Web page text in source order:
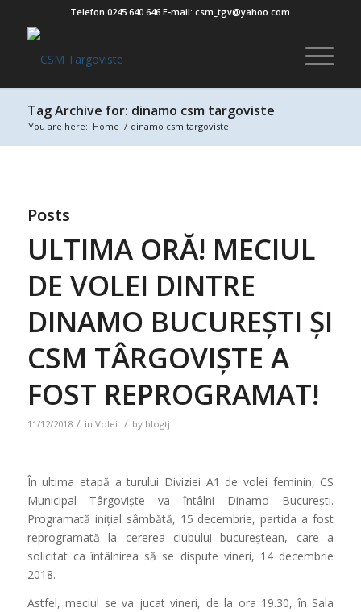
Telefon 0245.640.646 E-mail: csm_tgv@yahoo.com
Tag Archive for: dinamo csm targoviste
You are here: Home / dinamo csm targoviste
Posts
ULTIMA ORĂ! MECIUL
DE VOLEI DINTRE
DINAMO BUCUREȘTI ȘI
CSM TÂRGOVIȘTE A
FOST REPROGRAMAT!
11/12/2018 / in Volei / by blogtj
În ultima etapă a turului Diviziei A1 de volei feminin, CS
Municipal Târgoviște va întâlni Dinamo București.
Programată inițial sâmbătă, 15 decembrie, partida a fost
reprogramată la cererea clubului bucureștean, care a
solicitat ca întâlnirea să se dispute vineri, 14 decembrie
2018.
Astfel, meciul se va jucat vineri, de la ora 19.30, în Sala